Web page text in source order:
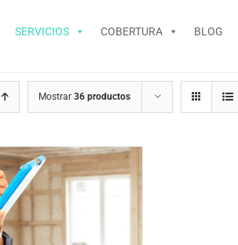
SERVICIOS COBERTURA BLOG
Mostrar 36 productos